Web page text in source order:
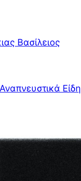
Βασίλειος
Αναπνευστικά Είδη